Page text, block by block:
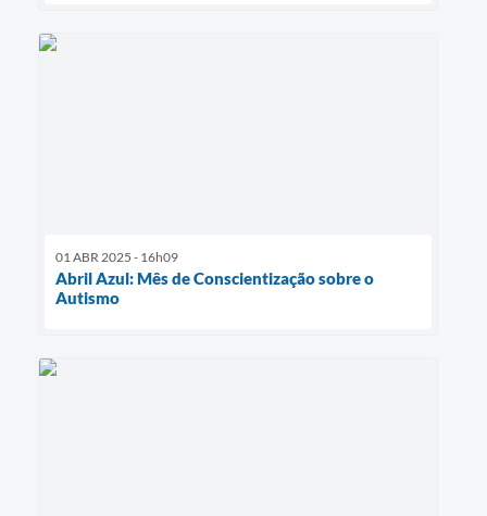
01 ABR 2025 - 16h09
Abril Azul: Mês de Conscientização sobre o
Autismo